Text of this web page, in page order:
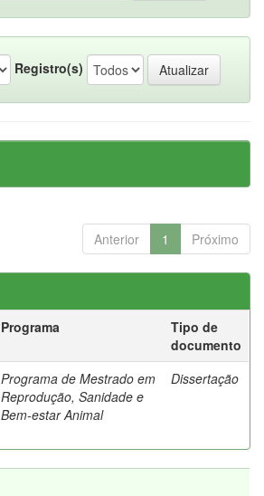
Registro(s)
Anterior 1 Próximo
Programa
Tipo de
documento
Programa de Mestrado em
Reprodução, Sanidade e
Bem-estar Animal
Dissertação